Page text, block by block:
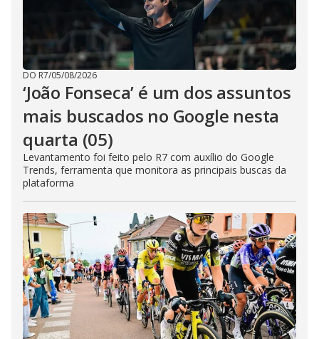
DO R7/05/08/2026
‘João Fonseca’ é um dos assuntos
mais buscados no Google nesta
quarta (05)
Levantamento foi feito pelo R7 com auxílio do Google
Trends, ferramenta que monitora as principais buscas da
plataforma